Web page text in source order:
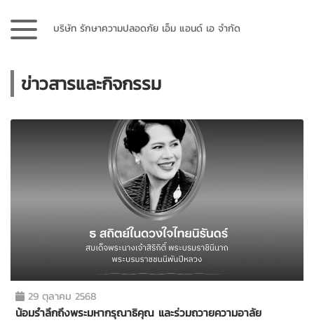
บริษัท รักษาความปลอดภัย เอ็ม แอนด์ เอ จำกัด
ข่าวสารและกิจกรรม
29 ตุลาคม 2568
น้อมรำลึกถึงพระมหากรุณาธิคุณ และร่วมถวายความอาลัย